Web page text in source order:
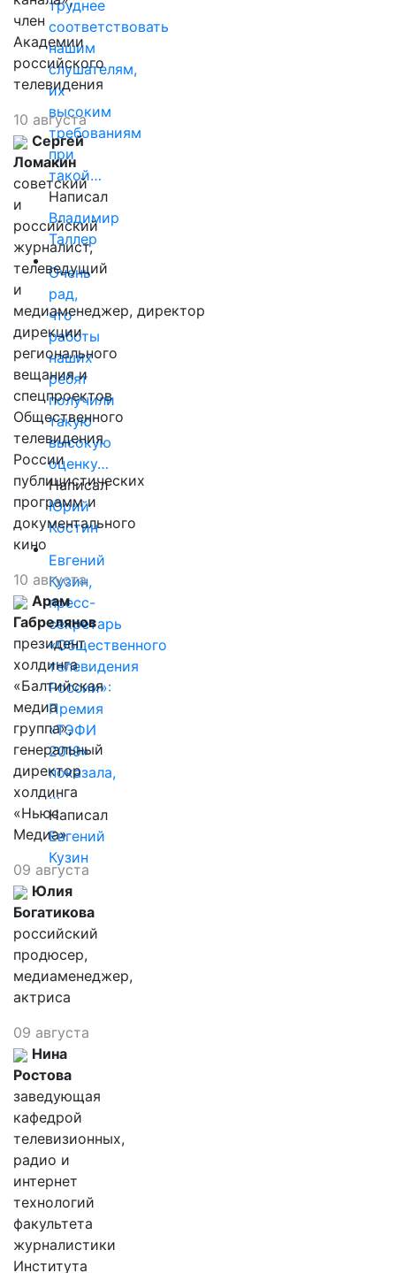
труднее
соответствовать
нашим
слушателям,
их
высоким
требованиям
при
такой…
Написал
Владимир
Таллер
Очень
рад,
что
работы
наших
ребят
получили
такую
высокую
оценку…
Написал
Юрий
Костин
Евгений
Кузин,
пресс-
секретарь
«Общественного
телевидения
России»:
Премия
«ТЭФИ
2019»
показала,
…
Написал
Евгений
Кузин
член
Академии
российского
телевидения
10 августа
Сергей
Ломакин
советский
и
российский
журналист,
телеведущий
и
медиаменеджер, директор
дирекции
регионального
вещания и
спецпроектов
Общественного
телевидения
России
публицистических
программ и
документального
кино
10 августа
Арам
Габрелянов
президент
холдинга
«Балтийская
медиа
группа»,
генеральный
директор
холдинга
«Ньюс
Медиа»
09 августа
Юлия
Богатикова
российский
продюсер,
медиаменеджер,
актриса
09 августа
Нина
Ростова
заведующая
кафедрой
телевизионных,
радио и
интернет
технологий
факультета
журналистики
Института